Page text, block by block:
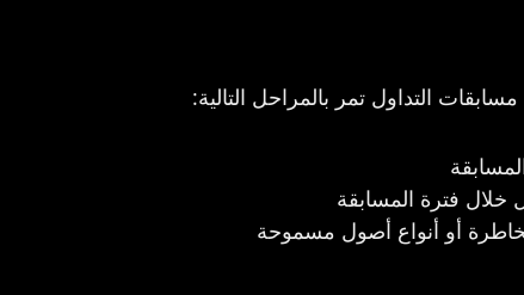
التداول تمر بالمراحل التالية:
خلال فترة المسابقة
أو أنواع أصول مسموحة